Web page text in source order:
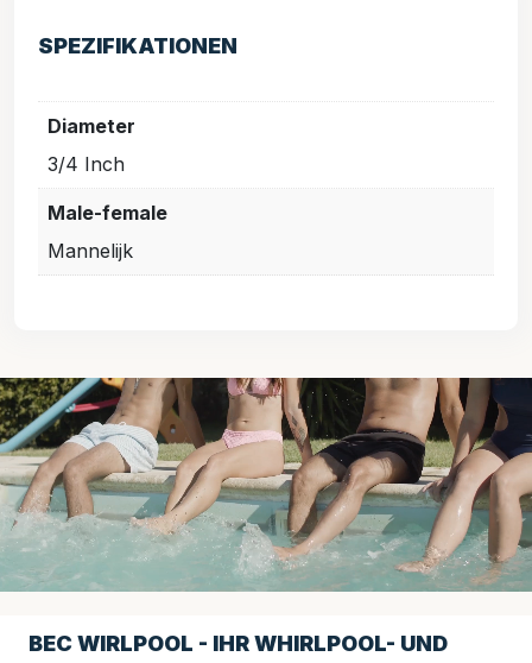
SPEZIFIKATIONEN
Diameter
3/4 Inch
Male-female
Mannelijk
BEC WIRLPOOL - IHR WHIRLPOOL- UND